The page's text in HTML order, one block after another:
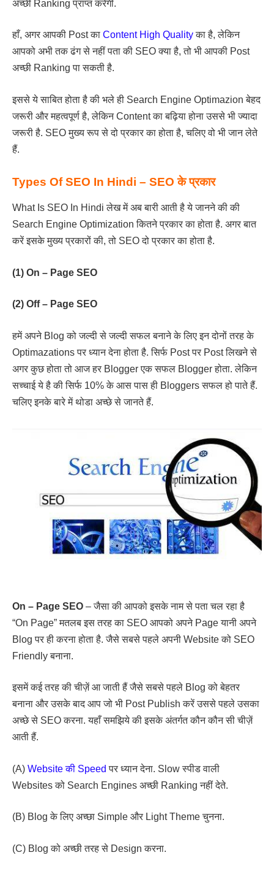
अच्छी Ranking प्राप्त करेगी.
हाँ, अगर आपकी Post का Content High Qualityका है, लेकिन
आपको अभी तक ढंग से नहीं पता की SEO क्या है, तो भी आपकी Post
अच्छी Ranking पा सकती है.
इससे ये साबित होता है की भले ही Search Engine Optimazion बेहद
जरूरी और महत्वपूर्ण है, लेकिन Content का बढ़िया होना उससे भी ज्यादा
जरूरी है. SEO मुख्य रूप से दो प्रकार का होता है, चलिए वो भी जान लेते
हैं.
Types Of SEO In Hindi – SEO के प्रकार
What Is SEO In Hindi लेख में अब बारी आती है ये जानने की की
Search Engine Optimization कितने प्रकार का होता है. अगर बात
करें इसके मुख्य प्रकारों की, तो SEO दो प्रकार का होता है.
(1) On – Page SEO
(2) Off – Page SEO
हमें अपने Blog को जल्दी से जल्दी सफल बनाने के लिए इन दोनों तरह के
Optimazations पर ध्यान देना होता है. सिर्फ Post पर Post लिखने से
अगर कुछ होता तो आज हर Blogger एक सफल Blogger होता. लेकिन
सच्चाई ये है की सिर्फ 10% के आस पास ही Bloggers सफल हो पाते हैं.
चलिए इनके बारे में थोडा अच्छे से जानते हैं.
On – Page SEO – जैसा की आपको इसके नाम से पता चल रहा है
“On Page” मतलब इस तरह का SEO आपको अपने Page यानी अपने
Blog पर ही करना होता है. जैसे सबसे पहले अपनी Website को SEO
Friendly बनाना.
इसमें कई तरह की चीज़ें आ जाती हैं जैसे सबसे पहले Blog को बेहतर
बनाना और उसके बाद आप जो भी Post Publish करें उससे पहले उसका
अच्छे से SEO करना. यहाँ समझिये की इसके अंतर्गत कौन कौन सी चीज़ें
आती हैं.
(A) Website की Speed पर ध्यान देना. Slow स्पीड वाली
Websites को Search Engines अच्छी Ranking नहीं देते.
(B) Blog के लिए अच्छा Simple और Light Theme चुनना.
(C) Blog को अच्छी तरह से Design करना.